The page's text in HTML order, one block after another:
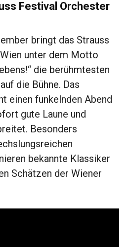
Festival Orchester
bringt das Strauss
unter dem Motto
die berühmtesten
die Bühne. Das
einen funkelnden Abend
gute Laune und
Besonders
bekannte Klassiker
Schätzen der Wiener